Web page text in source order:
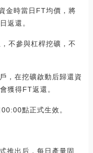
金時當日FT均價，將
返還。
不參與杠桿挖礦，不
，在挖礦啟動后歸還資
獲得FT返還。
點正式生效。
推出后，每日產量固